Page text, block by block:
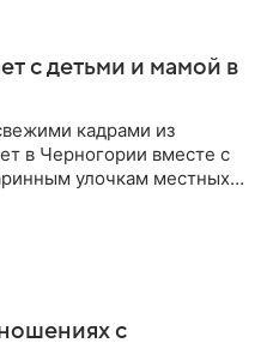
с детьми и мамой в
кадрами из
в Черногории вместе с
улочкам местных
с